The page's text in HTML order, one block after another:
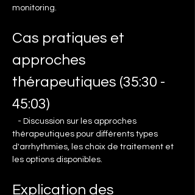
monitoring.
Cas pratiques et
approches
thérapeutiques (35:30 -
45:03)
- Discussion sur les approches
thérapeutiques pour différents types
d'arrhythmies, les choix de traitement et
les options disponibles.
Explication des